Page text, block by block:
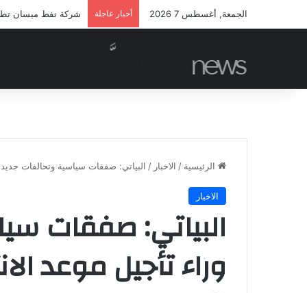
الجمعة, أغسطس 7 2026 أخبار عاجلة شركة نفط ميسان تطلق
الرئيسية / الاخبار / البياتي: صفقات سياسية وتحالفات
الاخبار
البياتي: صفقات
وراء تأجيل موعد